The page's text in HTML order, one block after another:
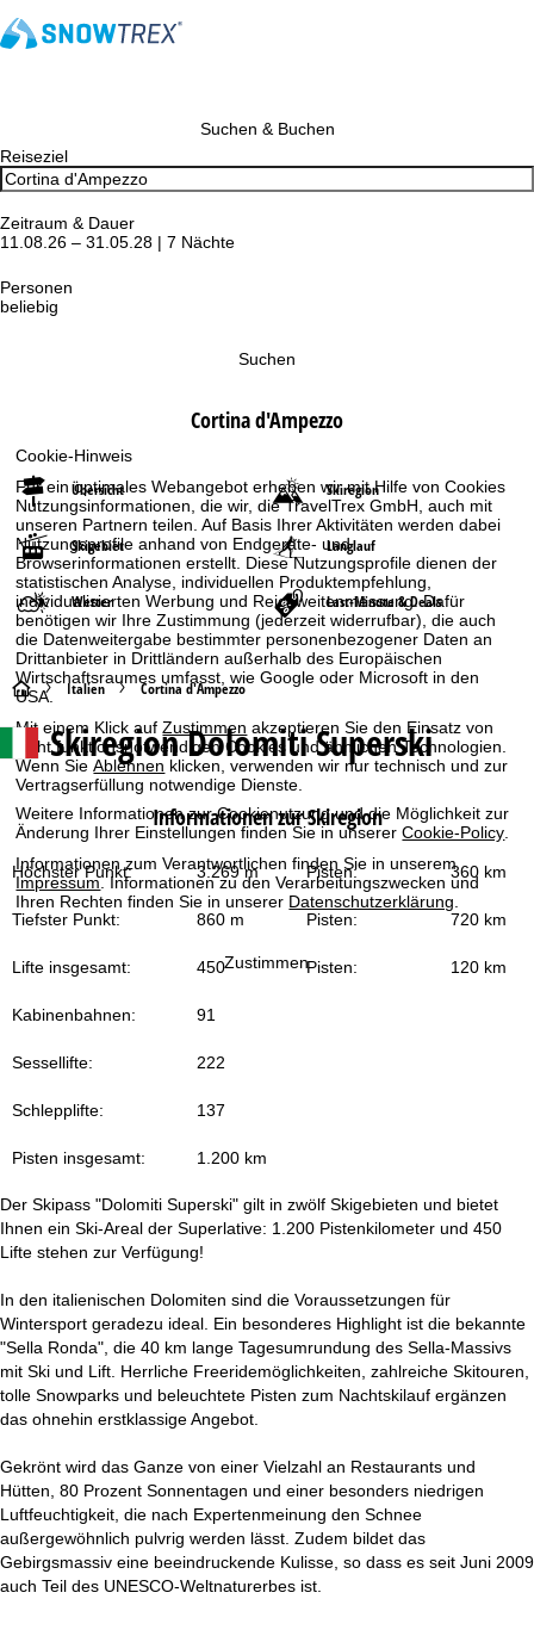
Cookie-Hinweis
Für ein optimales Webangebot erheben wir mit Hilfe von Cookies
Nutzungsinformationen, die wir, die TravelTrex GmbH, auch mit
unseren Partnern teilen. Auf Basis Ihrer Aktivitäten werden dabei
Nutzungsprofile anhand von Endgeräte- und
Browserinformationen erstellt. Diese Nutzungsprofile dienen der
statistischen Analyse, individuellen Produktempfehlung,
individualisierten Werbung und Reichweitenmessung. Dafür
benötigen wir Ihre Zustimmung (jederzeit widerrufbar), die auch
die Datenweitergabe bestimmter personenbezogener Daten an
Drittanbieter in Drittländern außerhalb des Europäischen
Wirtschaftsraumes umfasst, wie Google oder Microsoft in den
USA.
Mit einem Klick aufZustimmen akzeptieren Sie den Einsatz von
nicht funktionsnotwendigen Cookies und ähnlichen Technologien.
Wenn SieAblehnen klicken, verwenden wir nur technisch und zur
Vertragserfüllung notwendige Dienste.
Weitere Informationen zur Cookienutzung und die Möglichkeit zur
Änderung Ihrer Einstellungen finden Sie in unsererCookie-Policy
Informationen zum Verantwortlichen finden Sie in unserem
Impressum. Informationen zu den Verarbeitungszwecken und
Ihren Rechten finden Sie in unserer Datenschutzerklärung
Zustimmen
Suchen & Buchen
Reiseziel
Zeitraum & Dauer
11.08.26 – 31.05.28 | 7 Nächte
Personen
beliebig
Suchen
Cortina d'Ampezzo
Übersicht Skiregion
Skigebiet Langlauf
Wetter Last-Minute & Deals
S
t
a
r
t
s
Italien Cortina d'Ampezzo
Skiregion Dolomiti Superski
Informationen zur Skiregion
Höchster Punkt: 3.269 m Pisten: 360 km
Tiefster Punkt: 860 m Pisten: 720 km
Lifte insgesamt: 450 Pisten: 120 km
Kabinenbahnen: 91
Sessellifte: 222
Schlepplifte: 137
Pisten insgesamt: 1.200 km
Der Skipass "Dolomiti Superski" gilt in zwölf Skigebieten und bietet
Ihnen ein Ski-Areal der Superlative: 1.200 Pistenkilometer und 450
Lifte stehen zur Verfügung!
In den italienischen Dolomiten sind die Voraussetzungen für
Wintersport geradezu ideal. Ein besonderes Highlight ist die bekannte
"Sella Ronda", die 40 km lange Tagesumrundung des Sella-Massivs
mit Ski und Lift. Herrliche Freeridemöglichkeiten, zahlreiche Skitouren,
tolle Snowparks und beleuchtete Pisten zum Nachtskilauf ergänzen
das ohnehin erstklassige Angebot.
Gekrönt wird das Ganze von einer Vielzahl an Restaurants und
Hütten, 80 Prozent Sonnentagen und einer besonders niedrigen
Luftfeuchtigkeit, die nach Expertenmeinung den Schnee
außergewöhnlich pulvrig werden lässt. Zudem bildet das
Gebirgsmassiv eine beeindruckende Kulisse, so dass es seit Juni 2009
auch Teil des UNESCO-Weltnaturerbes ist.